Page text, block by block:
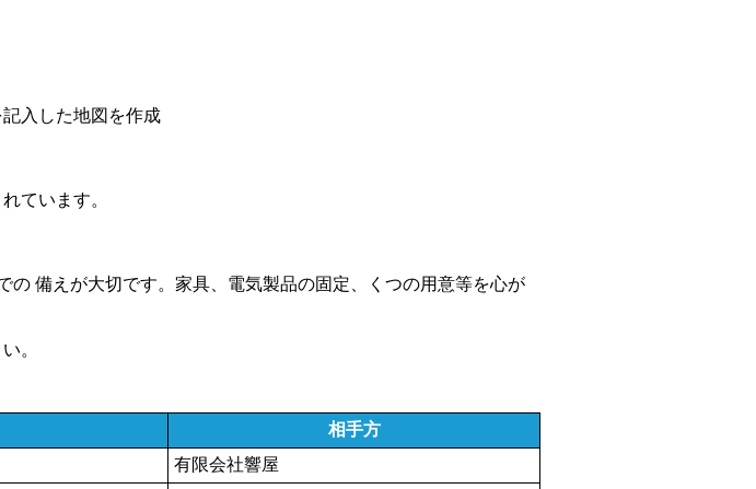
入した地図を作成
ています。
備えが大切です。家具、電気製品の固定、くつの用意等を心が
。
相手方
有限会社響屋